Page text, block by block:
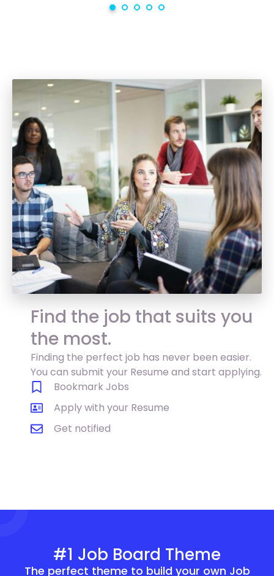
Find the job that suits you
the most.
Finding the perfect job has never been easier.
You can submit your Resume and start applying.
Bookmark Jobs
Apply with your Resume
Get notified
#1 Job Board Theme
The perfect theme to build your own Job